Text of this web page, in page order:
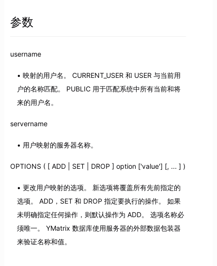
参数
username
映射的用户名。 CURRENT_USER 和 USER 与当前用
户的名称匹配。 PUBLIC 用于匹配系统中所有当前和将
来的用户名。
servername
用户映射的服务器名称。
OPTIONS ( [ ADD | SET | DROP ] option ['value'] [, ... ] )
更改用户映射的选项。 新选项将覆盖所有先前指定的
选项。 ADD，SET 和 DROP 指定要执行的操作。 如果
未明确指定任何操作，则默认操作为 ADD。 选项名称必
须唯一。 YMatrix 数据库使用服务器的外部数据包装器
来验证名称和值。